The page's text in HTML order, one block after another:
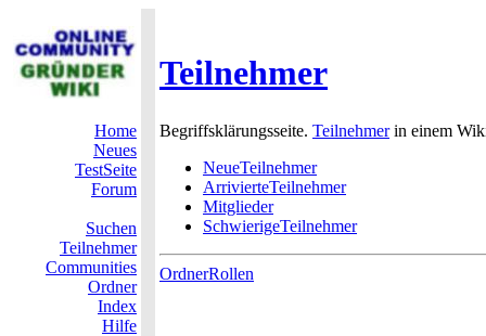
Teilnehmer
Home
Neues
TestSeite
Forum
Suchen
Teilnehmer
Communities
Ordner
Index
Hilfe
Begriffsklärungsseite. Teilnehmerin einem
NeueTeilnehmer
ArrivierteTeilnehmer
Mitglieder
SchwierigeTeilnehmer
OrdnerRollen